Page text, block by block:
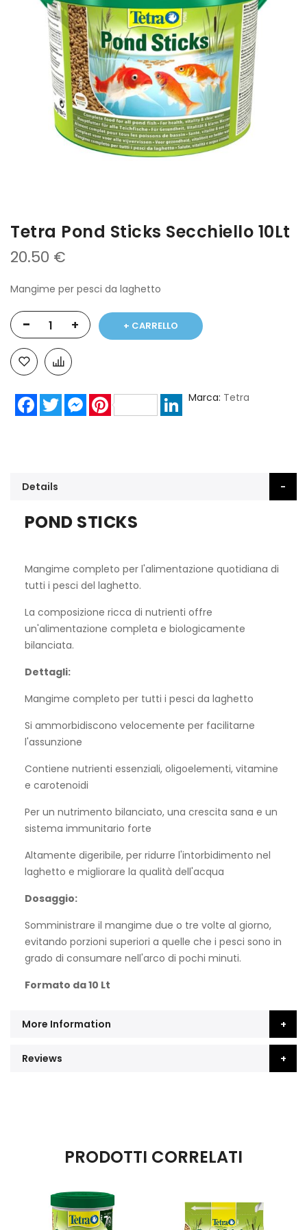
immagini
Tetra Pond Sticks Secchiello 10Lt
20.50 €
Mangime per pesci da laghetto
- + + CARRELLO
FacebookTwitterMessenger LinkedIn
Marca Tetra
Details
POND STICKS
Mangime completo per l'alimentazione quotidiana di
tutti i pesci del laghetto.
La composizione ricca di nutrienti offre
un'alimentazione completa e biologicamente
bilanciata.
Dettagli:
Mangime completo per tutti i pesci da laghetto
Si ammorbidiscono velocemente per facilitarne
l'assunzione
Contiene nutrienti essenziali, oligoelementi, vitamine
e carotenoidi
Per un nutrimento bilanciato, una crescita sana e un
sistema immunitario forte
Altamente digeribile, per ridurre l'intorbidimento nel
laghetto e migliorare la qualità dell'acqua
Dosaggio:
Somministrare il mangime due o tre volte al giorno,
evitando porzioni superiori a quelle che i pesci sono in
grado di consumare nell'arco di pochi minuti.
Formato da 10 Lt
More Information
Reviews
PRODOTTI CORRELATI